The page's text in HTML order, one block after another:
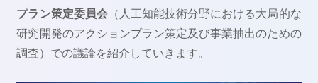
プラン策定委員会（人工知能技術分野における大局的な
研究開発のアクションプラン策定及び事業抽出のための
調査）での議論を紹介していきます。